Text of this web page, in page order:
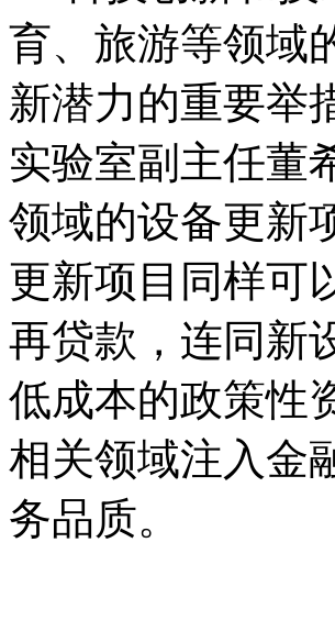
育、旅游等领域
新潜力的重要举
实验室副主任董
领域的设备更新
更新项目同样可
再贷款，连同新
低成本的政策性
相关领域注入金
务品质。